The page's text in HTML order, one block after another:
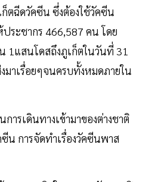
ตฉีดวัคซีน ซึ่งต้องใช้วัคซีน
ระชากร 466,587 คน โดย
1แสนโดสถึงภูเก็ตในวันที่ 31
าเรื่อยๆจนครบทั้งหมดภายใน
การเดินทางเข้ามาของต่างชาติ
ซีน การจัดทำเรื่องวัคซีนพาส